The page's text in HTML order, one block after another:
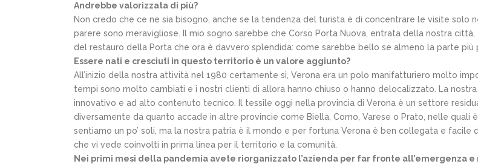
Andrebbe valorizzata di più?
Non credo che ce ne sia bisogno, anche se la tendenza del turista è di concentrare le visite
parere sono meravigliose. Il mio sogno sarebbe che Corso Porta Nuova, entrata della nostra
del restauro della Porta che ora è davvero splendida: come sarebbe bello se almeno la parte più
Essere nati e cresciuti in questo territorio è un valore aggiunto?
All’inizio della nostra attività nel 1980 certamente sì, Verona era un polo manifatturiero molto
tempi sono molto cambiati e i nostri clienti di allora hanno chiuso o hanno delocalizzato. La
innovativo e ad alto contenuto tecnico. Il tessile oggi nella provincia di Verona è un settore
diversamente da quanto accade in altre provincie come Biella, Como, Varese o Prato, nelle
sentiamo un po’ soli, ma la nostra patria è il mondo e per fortuna Verona è ben collegata e facile
che vi vede coinvolti in prima linea per il territorio e la comunità.
Nei primi mesi della pandemia avete riorganizzato l’azienda per far fronte all’emergenza